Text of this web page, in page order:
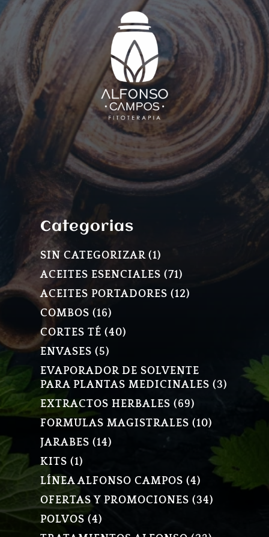
Categorias
SIN CATEGORIZAR 11
PRODUCTO
ACEITES ESENCIALES 7171
PRODUCTOS
ACEITES PORTADORES 1212
COMBOS 1616
PRODUCTOS
CORTES TÉ 4040
ENVASES 55
PRODUCTOS
EVAPORADOR DE SOLVENTE
PARA PLANTAS MEDICINALES
33
EXTRACTOS HERBALES 6969
PRODUCTOS
FORMULAS MAGISTRALES 1010
JARABES 1414
KITS 11
PRODUCTO
LÍNEA ALFONSO CAMPOS 44
PRODUCTOS
OFERTAS Y PROMOCIONES 3434
POLVOS 44
PRODUCTOS